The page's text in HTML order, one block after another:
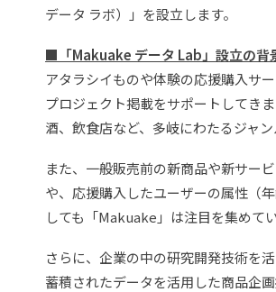
データ ラボ）」を設立します。
■「Makuake データ Lab」設立の背
アタラシイものや体験の応援購入サ
プロジェクト掲載をサポートしてき
酒、飲食店など、多岐にわたるジャン
また、一般販売前の新商品や新サー
や、応援購入したユーザーの属性（
しても「Makuake」は注目を集めてい
さらに、企業の中の研究開発技術を
蓄積されたデータを活用した商品企